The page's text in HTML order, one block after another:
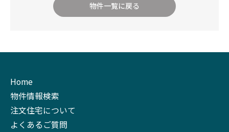
物件一覧に戻る
Home
物件情報検索
注文住宅について
よくあるご質問